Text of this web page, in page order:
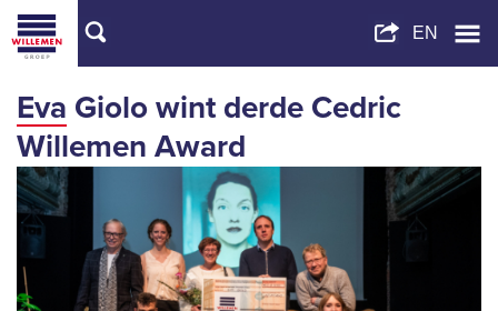
Eva Giolo wint derde Cedric
Willemen Award